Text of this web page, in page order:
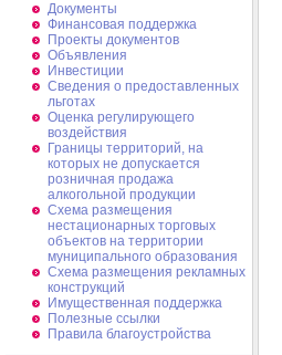
Документы
Финансовая поддержка
Проекты документов
Объявления
Инвестиции
Сведения о предоставленных
льготах
Оценка регулирующего
воздействия
Границы территорий, на
которых не допускается
розничная продажа
алкогольной продукции
Схема размещения
нестационарных торговых
объектов на территории
муниципального образования
Схема размещения рекламных
конструкций
Имущественная поддержка
Полезные ссылки
Правила благоустройства